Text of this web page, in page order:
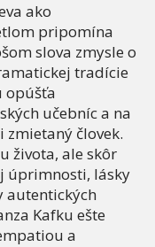
ako
pripomína
slova zmysle o
tradície
opúšťa
učebníc a na
zmietaný človek.
života, ale skôr
úprimnosti, lásky
autentických
Kafku ešte
a